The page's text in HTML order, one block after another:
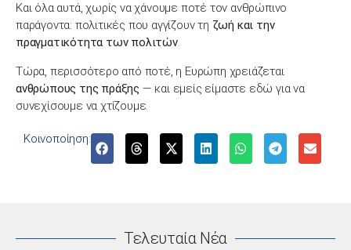
Και όλα αυτά, χωρίς να χάνουμε ποτέ τον ανθρώπινο
παράγοντα: πολιτικές που αγγίζουν τη ζωή και την
πραγματικότητα των πολιτών.
Τώρα, περισσότερο από ποτέ, η Ευρώπη χρειάζεται
ανθρώπους της πράξης — και εμείς είμαστε εδώ για να
συνεχίσουμε να χτίζουμε.
Κοινοποίηση:
Τελευταία Νέα